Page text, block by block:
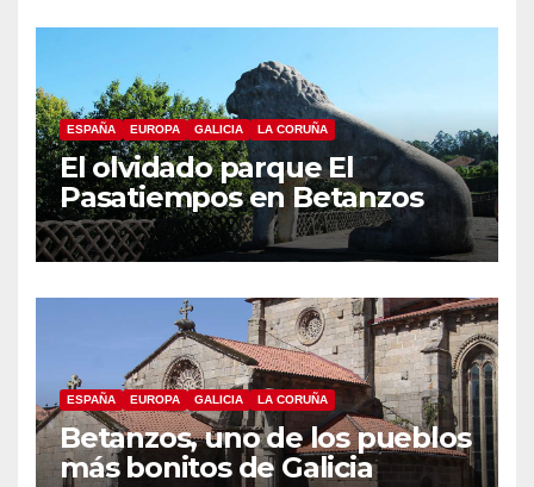
ESPAÑA EUROPA GALICIA LA CORUÑA
El olvidado parque El
Pasatiempos en Betanzos
ESPAÑA EUROPA GALICIA LA CORUÑA
Betanzos, uno de los pueblos
más bonitos de Galicia